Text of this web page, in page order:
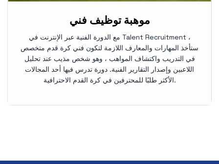
موهبة توظيف فني
مع الدورة الفنية عبر الإنترنت في Talent Recruitment ،
ستأخذ المهارات والمعارف اللازمة لتكون فني كرة قدم متخصص
في التدريب واكتشاف المواهب ، وهو شخص مذيب عند تحليل
اللاعبين وإصدار التقارير الفنية. دورة تدرس فيها أحد المجالات
الأكثر طلبًا للمحترفين في كرة القدم الاحترافية.